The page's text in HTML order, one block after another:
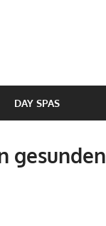
DAY SPAS
gesunden